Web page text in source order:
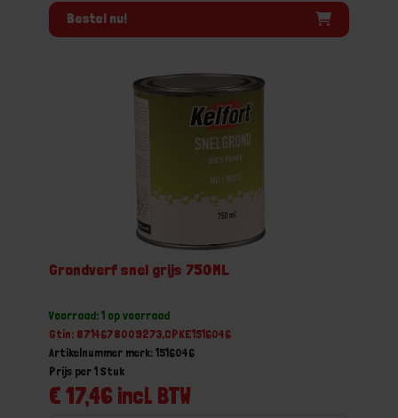
Bestel nu!
Grondverf snel grijs 750ML
Voorraad: 1 op voorraad
Gtin: 8714678009273,CPKE1516046
Artikelnummer merk: 1516046
€ 17,46 incl. BTW
Prijs per 1 Stuk